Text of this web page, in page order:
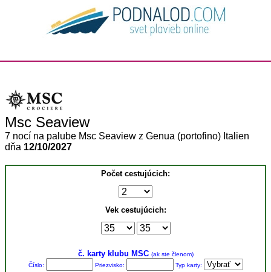
Msc Seaview
7 nocí na palube Msc Seaview z Genua (portofino) Italien
dňa 12/10/2027
Počet cestujúcich:
Vek cestujúcich:
č. karty klubu MSC (ak ste členom)
Číslo:
Priezvisko: Typ karty: